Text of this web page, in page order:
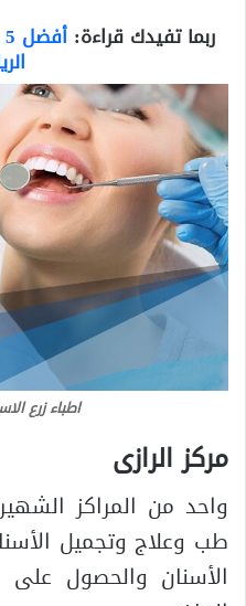
ربما تفيدك قراءة:
اطباء زرع
مركز الرازى
واحد من المراكز
طب وعلاج وتجميل
الأسنان والحصول على